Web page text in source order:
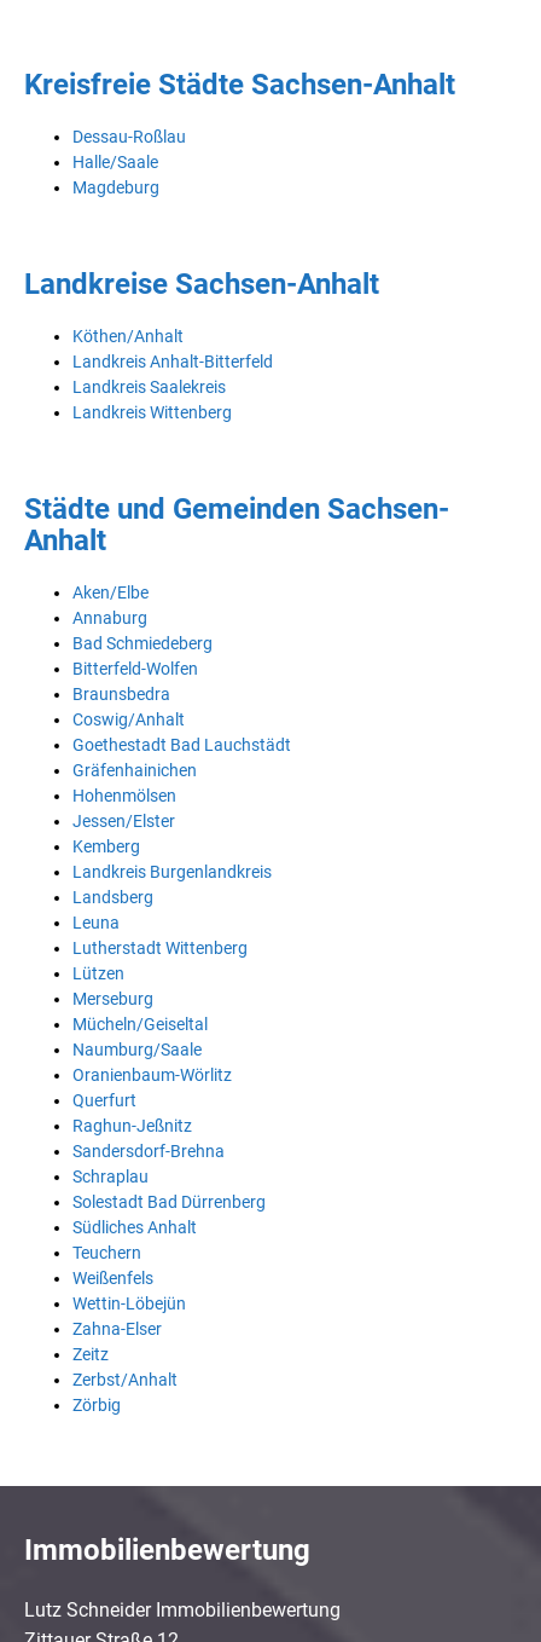
Kreisfreie Städte Sachsen-Anhalt
Dessau-Roßlau
Halle/Saale
Magdeburg
Landkreise Sachsen-Anhalt
Köthen/Anhalt
Landkreis Anhalt-Bitterfeld
Landkreis Saalekreis
Landkreis Wittenberg
Städte und Gemeinden Sachsen-
Anhalt
Aken/Elbe
Annaburg
Bad Schmiedeberg
Bitterfeld-Wolfen
Braunsbedra
Coswig/Anhalt
Goethestadt Bad Lauchstädt
Gräfenhainichen
Hohenmölsen
Jessen/Elster
Kemberg
Landkreis Burgenlandkreis
Landsberg
Leuna
Lutherstadt Wittenberg
Lützen
Merseburg
Mücheln/Geiseltal
Naumburg/Saale
Oranienbaum-Wörlitz
Querfurt
Raghun-Jeßnitz
Sandersdorf-Brehna
Schraplau
Solestadt Bad Dürrenberg
Südliches Anhalt
Teuchern
Weißenfels
Wettin-Löbejün
Zahna-Elser
Zeitz
Zerbst/Anhalt
Zörbig
Immobilienbewertung
Lutz Schneider Immobilienbewertung